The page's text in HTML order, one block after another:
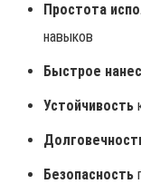
Простота
навыков
Быстрое
Устойчивость
Безопасность